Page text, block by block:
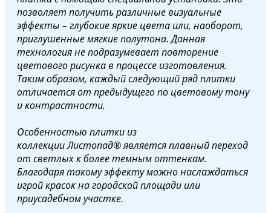
позволяет получить различные визуальные
эффекты – глубокие яркие цвета или, наоборот,
приглушенные мягкие полутона. Данная
технология не подразумевает повторение
цветового рисунка в процессе изготовления.
Таким образом, каждый следующий ряд плитки
отличается от предыдущего по цветовому тону
и контрастности.
Особенностью плитки из
коллекции Листопад® является плавный переход
от светлых к более темным оттенкам.
Благодаря такому эффекту можно наслаждаться
игрой красок на городской площади или
приусадебном участке.